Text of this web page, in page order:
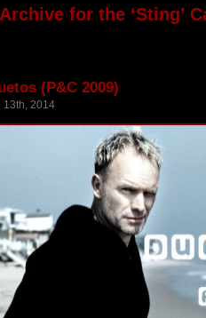
Archive for the ‘Sting’
(P&C 2009)
13th, 2014